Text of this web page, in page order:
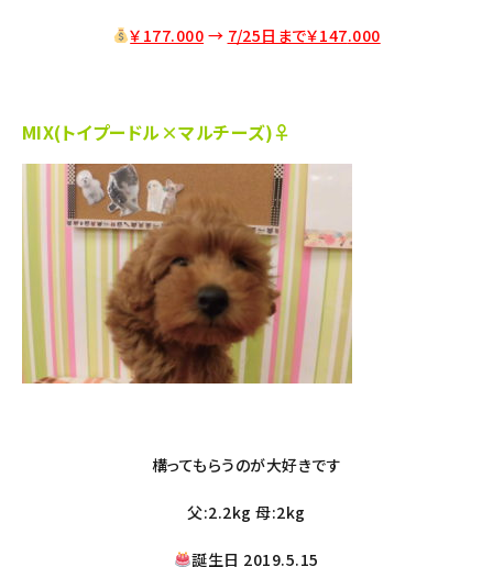
￥177.000 → 7/25日まで￥147.000
MIX(トイプードル×マルチーズ)♀
構ってもらうのが大好きです
父:2.2kg 母:2kg
誕生日 2019.5.15